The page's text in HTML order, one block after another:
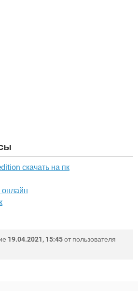
скачать на пк
онлайн
19.04.2021, 15:45от пользователя